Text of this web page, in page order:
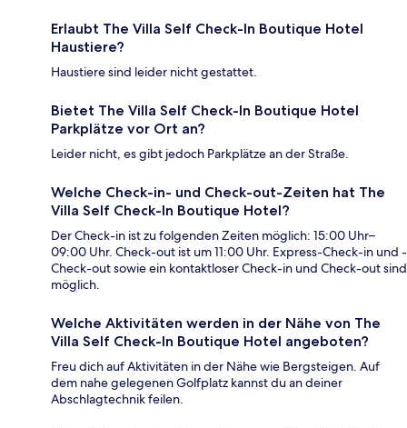
Erlaubt The Villa Self Check-In Boutique Hotel
Haustiere?
Haustiere sind leider nicht gestattet.
Bietet The Villa Self Check-In Boutique Hotel
Parkplätze vor Ort an?
Leider nicht, es gibt jedoch Parkplätze an der Straße.
Welche Check-in- und Check-out-Zeiten hat The
Villa Self Check-In Boutique Hotel?
Der Check-in ist zu folgenden Zeiten möglich: 15:00 Uhr–
09:00 Uhr. Check-out ist um 11:00 Uhr. Express-Check-in und -
Check-out sowie ein kontaktloser Check-in und Check-out sind
möglich.
Welche Aktivitäten werden in der Nähe von The
Villa Self Check-In Boutique Hotel angeboten?
Freu dich auf Aktivitäten in der Nähe wie Bergsteigen. Auf
dem nahe gelegenen Golfplatz kannst du an deiner
Abschlagtechnik feilen.